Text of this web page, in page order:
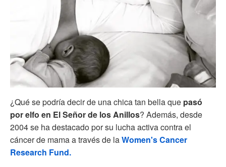
¿Qué se podría decir de una chica tan bella que pasó
por elfo en El Señor de los Anillos? Además, desde
2004 se ha destacado por su lucha activa contra el
cáncer de mama a través de laWomen's Cancer
Research Fund.